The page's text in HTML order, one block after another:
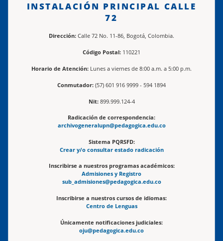
INSTALACIÓN PRINCIPAL CALLE
72
Dirección: Calle 72 No. 11-86, Bogotá, Colombia.
Código Postal: 110221
Horario de Atención: Lunes a viernes de 8:00 a.m. a 5:00 p.m.
Conmutador: (57) 601 916 9999 - 594 1894
Nit:899.999.124-4
Radicación de correspondencia:
archivogeneralupn@pedagogica.edu.co
Sistema PQRSFD:
Crear y/o consultar estado radicación
Inscribirse a nuestros programas académicos:
Admisiones y Registro
sub_admisiones@pedagogica.edu.co
Inscribirse a nuestros cursos de idiomas:
Centro de Lenguas
Únicamente notificaciones judiciales:
oju@pedagogica.edu.co